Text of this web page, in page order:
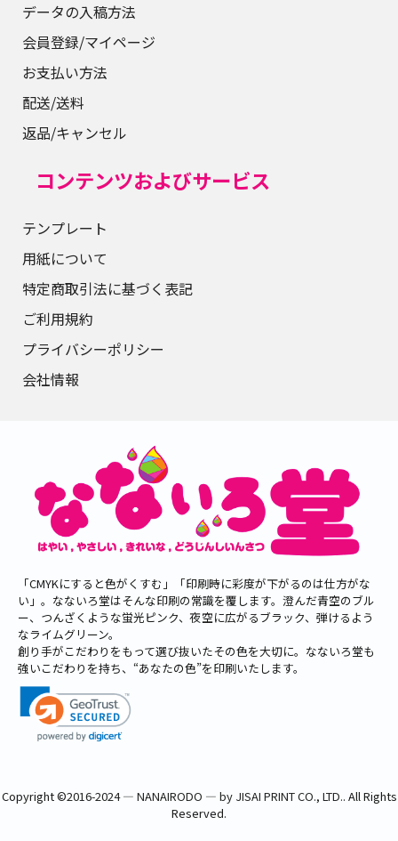
データの入稿方法
会員登録/マイページ
お支払い方法
配送/送料
返品/キャンセル
コンテンツおよびサービス
テンプレート
用紙について
特定商取引法に基づく表記
ご利用規約
プライバシーポリシー
会社情報
「CMYKにすると色がくすむ」「印刷時に彩度が下がるのは仕方がな
い」。なないろ堂はそんな印刷の常識を覆します。澄んだ青空のブル
ー、つんざくような蛍光ピンク、夜空に広がるブラック、弾けるよう
なライムグリーン。
創り手がこだわりをもって選び抜いたその色を大切に。なないろ堂も
強いこだわりを持ち、“あなたの色”を印刷いたします。
Copyright ©2016-2024 ― NANAIRODO ― by JISAI PRINT CO., LTD.. All Rights
Reserved.